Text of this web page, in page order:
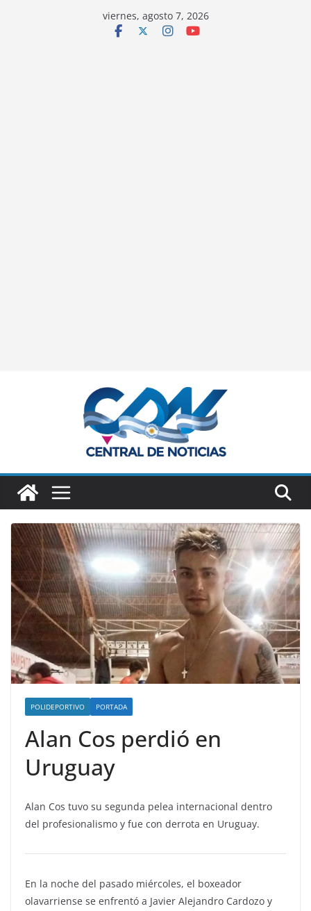
viernes, agosto 7, 2026
POLIDEPORTIVO PORTADA
Alan Cos perdió en
Uruguay
Alan Cos tuvo su segunda pelea internacional dentro
del profesionalismo y fue con derrota en Uruguay.
En la noche del pasado miércoles, el boxeador
olavarriense se enfrentó a Javier Alejandro Cardozo y